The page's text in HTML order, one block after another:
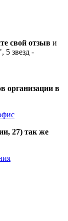
свой отзыв и
5 звезд -
организации в
27) так же